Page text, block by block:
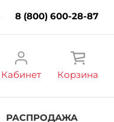
8 (800) 600-28-87
Кабинет Корзина
РАСПРОДАЖА